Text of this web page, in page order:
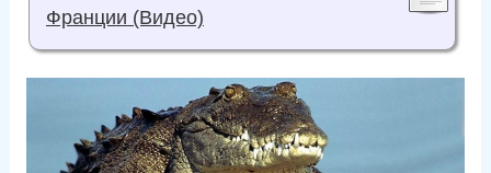
Франции (Видео)